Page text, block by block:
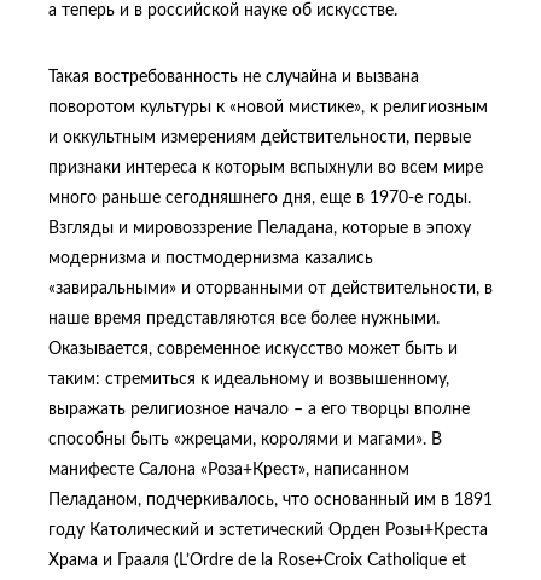
а теперь и в российской науке об искусстве.
Такая востребованность не случайна и вызвана
поворотом культуры к «новой мистике», к религиозным
и оккультным измерениям действительности, первые
признаки интереса к которым вспыхнули во всем мире
много раньше сегодняшнего дня, еще в 1970-е годы.
Взгляды и мировоззрение Пеладана, которые в эпоху
модернизма и постмодернизма казались
«завиральными» и оторванными от действительности, в
наше время представляются все более нужными.
Оказывается, современное искусство может быть и
таким: стремиться к идеальному и возвышенному,
выражать религиозное начало – а его творцы вполне
способны быть «жрецами, королями и магами». В
манифесте Салона «Роза+Крест», написанном
Пеладаном, подчеркивалось, что основанный им в 1891
году Католический и эстетический Орден Розы+Креста
Храма и Грааля (L’Ordre de la Rose+Croix Catholique et